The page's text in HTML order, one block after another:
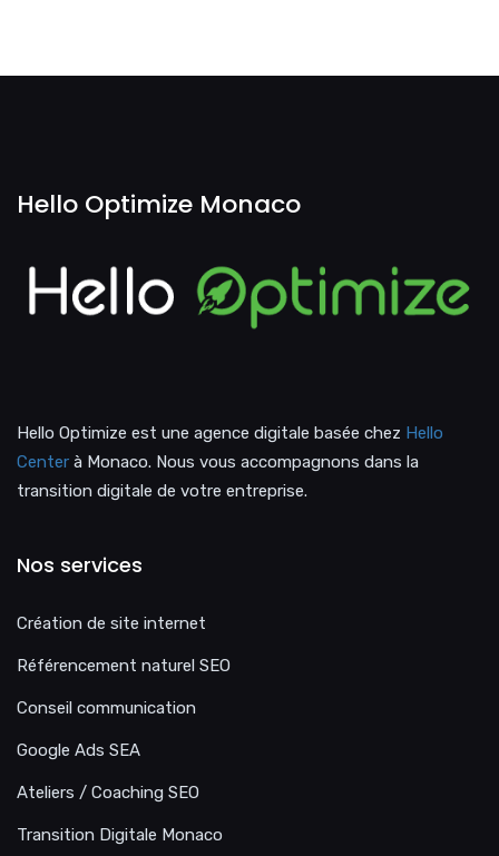
Hello Optimize Monaco
Hello Optimize est une agence digitale basée chez Hello
Center à Monaco. Nous vous accompagnons dans la
transition digitale de votre entreprise.
Nos services
Création de site internet
Référencement naturel SEO
Conseil communication
Google Ads SEA
Ateliers / Coaching SEO
Transition Digitale Monaco